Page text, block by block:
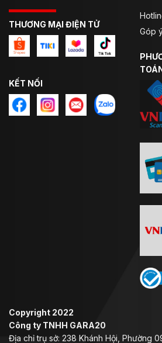
Khóa kéo để kết nối quần
Đạt tiêu chuẩn EC Châu
Level 1
THƯƠNG MẠI ĐIỆN TỬ
KẾT NỐI
Góp
Copyright 2022
Công ty TNHH GARA20
Địa chỉ trụ sở: 238 Khánh Hội, Phường